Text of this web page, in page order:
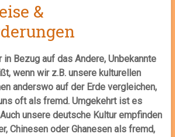
&
in Bezug auf das Andere, Unbekannte
wenn wir z.B. unsere kulturellen
anderswo auf der Erde vergleichen,
oft als fremd. Umgekehrt ist es
unsere deutsche Kultur empfinden
Chinesen oder Ghanesen als fremd,